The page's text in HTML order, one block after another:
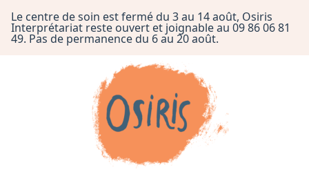
Le centre de soin est fermé du 3 au 14 août, Osiris
Interprétariat reste ouvert et joignable au 09 86 06 81
49. Pas de permanence du 6 au 20 août.